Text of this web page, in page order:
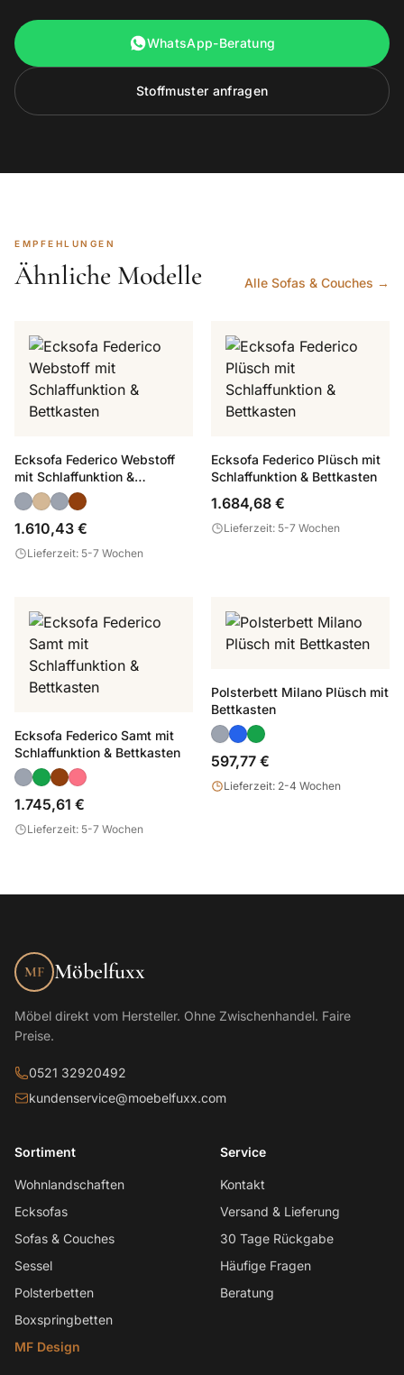
WhatsApp-Beratung
Stoffmuster anfragen
EMPFEHLUNGEN
Ähnliche Modelle Alle Sofas & Couches →
Ecksofa Federico Webstoff
mit Schlaffunktion &
Bettkasten
1.610,43 €
Lieferzeit: 5-7 Wochen
Ecksofa Federico Plüsch mit
Schlaffunktion & Bettkasten
1.684,68 €
Lieferzeit: 5-7 Wochen
Ecksofa Federico Samt mit
Schlaffunktion & Bettkasten
1.745,61 €
Lieferzeit: 5-7 Wochen
Polsterbett Milano Plüsch mit
Bettkasten
597,77 €
Lieferzeit: 2-4 Wochen
MF Möbelfuxx
Möbel direkt vom Hersteller. Ohne Zwischenhandel. Faire
Preise.
0521 32920492
kundenservice@moebelfuxx.com
Sortiment
Wohnlandschaften
Ecksofas
Sofas & Couches
Sessel
Polsterbetten
Boxspringbetten
MF Design
Service
Kontakt
Versand & Lieferung
30 Tage Rückgabe
Häufige Fragen
Beratung